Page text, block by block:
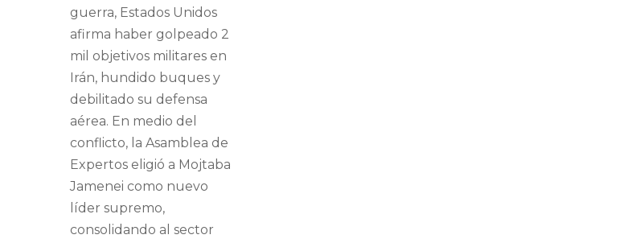
guerra, Estados Unidos
afirma haber golpeado 2
mil objetivos militares en
Irán, hundido buques y
debilitado su defensa
aérea. En medio del
conflicto, la Asamblea de
Expertos eligió a Mojtaba
Jamenei como nuevo
líder supremo,
consolidando al sector